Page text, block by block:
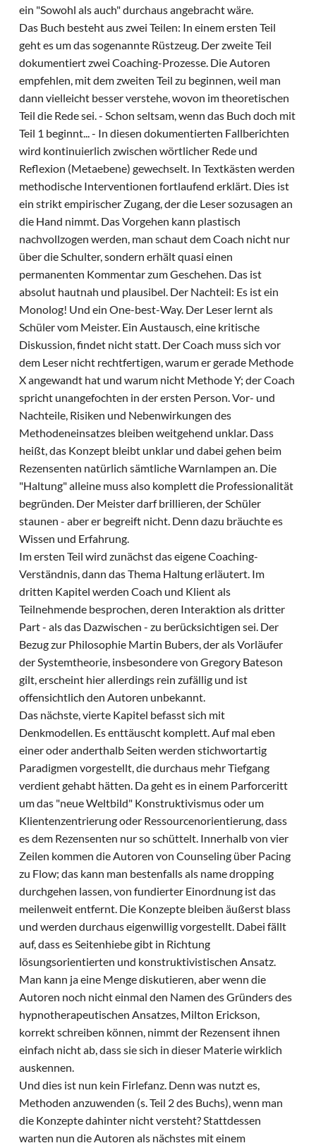
ein "Sowohl als auch" durchaus angebracht wäre.
Das Buch besteht aus zwei Teilen: In einem ersten Teil
geht es um das sogenannte Rüstzeug. Der zweite Teil
dokumentiert zwei Coaching-Prozesse. Die Autoren
empfehlen, mit dem zweiten Teil zu beginnen, weil man
dann vielleicht besser verstehe, wovon im theoretischen
Teil die Rede sei. - Schon seltsam, wenn das Buch doch mit
Teil 1 beginnt... - In diesen dokumentierten Fallberichten
wird kontinuierlich zwischen wörtlicher Rede und
Reflexion (Metaebene) gewechselt. In Textkästen werden
methodische Interventionen fortlaufend erklärt. Dies ist
ein strikt empirischer Zugang, der die Leser sozusagen an
die Hand nimmt. Das Vorgehen kann plastisch
nachvollzogen werden, man schaut dem Coach nicht nur
über die Schulter, sondern erhält quasi einen
permanenten Kommentar zum Geschehen. Das ist
absolut hautnah und plausibel. Der Nachteil: Es ist ein
Monolog! Und ein One-best-Way. Der Leser lernt als
Schüler vom Meister. Ein Austausch, eine kritische
Diskussion, findet nicht statt. Der Coach muss sich vor
dem Leser nicht rechtfertigen, warum er gerade Methode
X angewandt hat und warum nicht Methode Y; der Coach
spricht unangefochten in der ersten Person. Vor- und
Nachteile, Risiken und Nebenwirkungen des
Methodeneinsatzes bleiben weitgehend unklar. Dass
heißt, das Konzept bleibt unklar und dabei gehen beim
Rezensenten natürlich sämtliche Warnlampen an. Die
"Haltung" alleine muss also komplett die Professionalität
begründen. Der Meister darf brillieren, der Schüler
staunen - aber er begreift nicht. Denn dazu bräuchte es
Wissen und Erfahrung.
Im ersten Teil wird zunächst das eigene Coaching-
Verständnis, dann das Thema Haltung erläutert. Im
dritten Kapitel werden Coach und Klient als
Teilnehmende besprochen, deren Interaktion als dritter
Part - als das Dazwischen - zu berücksichtigen sei. Der
Bezug zur Philosophie Martin Bubers, der als Vorläufer
der Systemtheorie, insbesondere von Gregory Bateson
gilt, erscheint hier allerdings rein zufällig und ist
offensichtlich den Autoren unbekannt.
Das nächste, vierte Kapitel befasst sich mit
Denkmodellen. Es enttäuscht komplett. Auf mal eben
einer oder anderthalb Seiten werden stichwortartig
Paradigmen vorgestellt, die durchaus mehr Tiefgang
verdient gehabt hätten. Da geht es in einem Parforceritt
um das "neue Weltbild" Konstruktivismus oder um
Klientenzentrierung oder Ressourcenorientierung, dass
es dem Rezensenten nur so schüttelt. Innerhalb von vier
Zeilen kommen die Autoren von Counseling über Pacing
zu Flow; das kann man bestenfalls als name dropping
durchgehen lassen, von fundierter Einordnung ist das
meilenweit entfernt. Die Konzepte bleiben äußerst blass
und werden durchaus eigenwillig vorgestellt. Dabei fällt
auf, dass es Seitenhiebe gibt in Richtung
lösungsorientierten und konstruktivistischen Ansatz.
Man kann ja eine Menge diskutieren, aber wenn die
Autoren noch nicht einmal den Namen des Gründers des
hypnotherapeutischen Ansatzes, Milton Erickson,
korrekt schreiben können, nimmt der Rezensent ihnen
einfach nicht ab, dass sie sich in dieser Materie wirklich
auskennen.
Und dies ist nun kein Firlefanz. Denn was nutzt es,
Methoden anzuwenden (s. Teil 2 des Buchs), wenn man
die Konzepte dahinter nicht versteht? Stattdessen
warten nun die Autoren als nächstes mit einem